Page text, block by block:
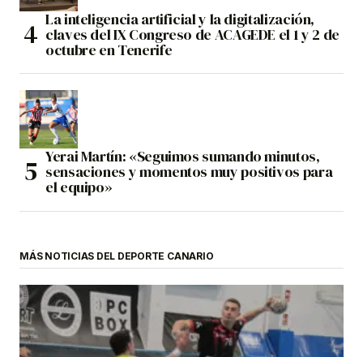
La inteligencia artificial y la digitalización,
claves del IX Congreso de ACAGEDE el 1 y 2 de
octubre en Tenerife
Yerai Martín: «Seguimos sumando minutos,
sensaciones y momentos muy positivos para
el equipo»
MÁS NOTICIAS DEL DEPORTE CANARIO